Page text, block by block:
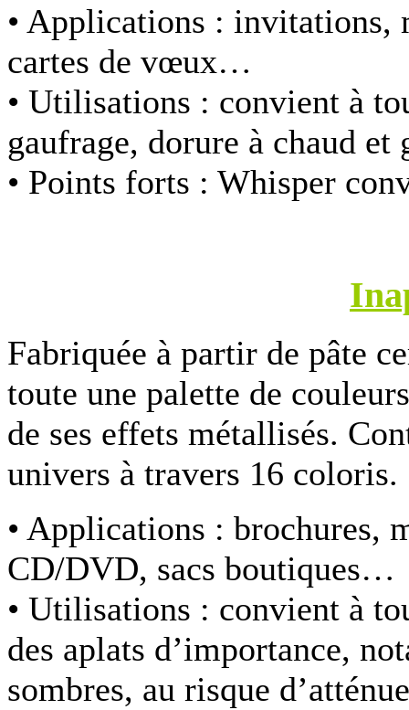
• Applications : invitations,
cartes de vœux…
• Utilisations : convient à
gaufrage, dorure à chaud et
• Points forts : Whisper
Fabriquée à partir de pâte
toute une palette de
de ses effets métallisés.
univers à travers 16 coloris.
• Applications : brochures,
CD/DVD, sacs boutiques…
• Utilisations : convient à
des aplats d’importance,
sombres, au risque